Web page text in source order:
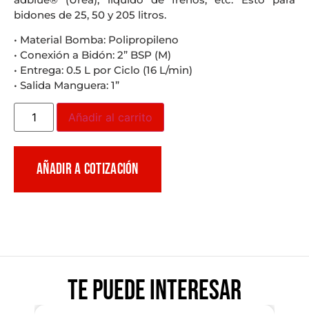
bidones de 25, 50 y 205 litros.
• Material Bomba: Polipropileno
• Conexión a Bidón: 2” BSP (M)
• Entrega: 0.5 L por Ciclo (16 L/min)
• Salida Manguera: 1”
Añadir al carrito
AÑADIR A COTIZACIÓN
Te puede interesar